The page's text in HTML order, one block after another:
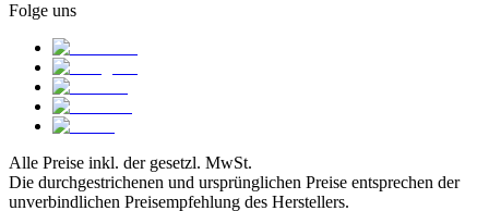
Folge uns
Alle Preise inkl. der gesetzl. MwSt.
Die durchgestrichenen und ursprünglichen Preise entsprechen der
unverbindlichen Preisempfehlung des Herstellers.